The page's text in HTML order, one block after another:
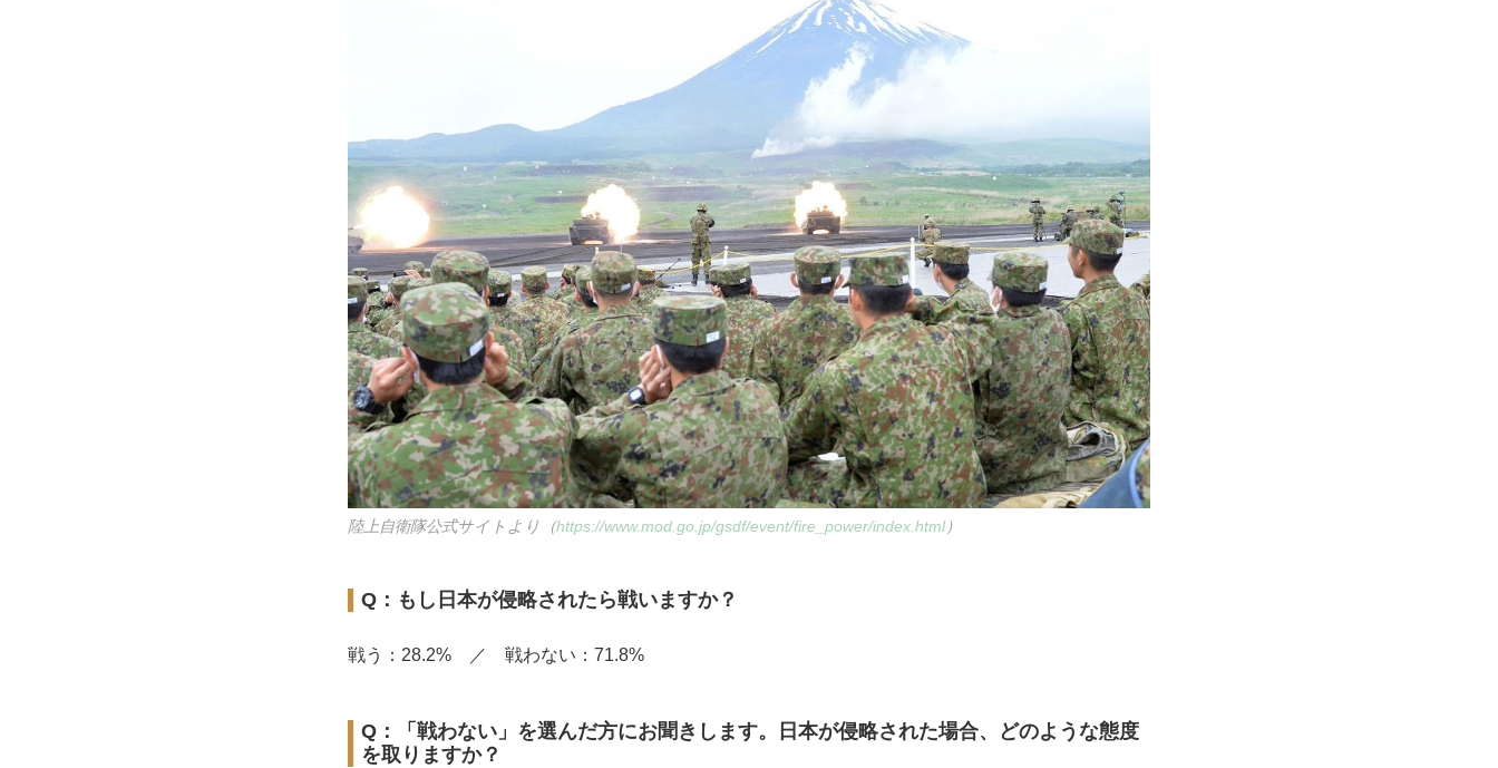
陸上自衛隊公式サイトより（https://www.mod.go.jp/gsdf/event/fire_power/index.html）
Q：もし日本が侵略されたら戦いますか？
戦う：28.2% ／ 戦わない：71.8%
Q：「戦わない」を選んだ方にお聞きします。日本が侵略された場合、どのような態度
を取りますか？